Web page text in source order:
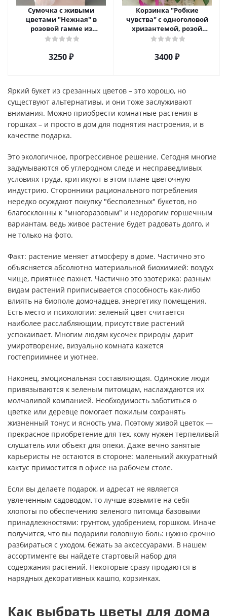
Сумочка с живыми
цветами "Нежная" в
розовой гамме из
кустовой хризантемы,
3250 ₽
Корзинка "Робкие
чувства" с одноголовой
хризантемой, розой
Эквадор и альстромерией
3400 ₽
Яркий букет из срезанных цветов – это хорошо, но
существуют альтернативы, и они тоже заслуживают
внимания. Можно приобрести комнатные растения в
горшках – и просто в дом для поднятия настроения, и в
качестве подарка.
Это экологичное, прогрессивное решение. Сегодня многие
задумываются об углеродном следе и несправедливых
условиях труда, критикуют в этом плане цветочную
индустрию. Сторонники рационального потребления
нередко осуждают покупку "бесполезных" букетов, но
благосклонны к "многоразовым" и недорогим горшечным
вариантам, ведь живое растение будет радовать долго, и
не только на фото.
Факт: растение меняет атмосферу в доме. Частично это
объясняется абсолютно материальной биохимией: воздух
чище, приятнее пахнет. Частично это эзотерика: разным
видам растений приписывается способность как-либо
влиять на биополе домочадцев, энергетику помещения.
Есть место и психологии: зеленый цвет считается
наиболее расслабляющим, присутствие растений
успокаивает. Многим людям кусочек природы дарит
умиротворение, визуально комната кажется
гостеприимнее и уютнее.
Наконец, эмоциональная составляющая. Одинокие люди
привязываются к зеленым питомцам, наслаждаются их
молчаливой компанией. Необходимость заботиться о
цветке или деревце помогает пожилым сохранять
жизненный тонус и ясность ума. Поэтому живой цветок —
прекрасное приобретение для тех, кому нужен терпеливый
слушатель или объект для опеки. Даже вечно занятые
карьеристы не остаются в стороне: маленький аккуратный
кактус примостится в офисе на рабочем столе.
Если вы делаете подарок, и адресат не является
увлеченным садоводом, то лучше возьмите на себя
хлопоты по обеспечению зеленого питомца базовыми
принадлежностями: грунтом, удобрением, горшком. Иначе
получится, что вы подарили головную боль: нужно срочно
разбираться с уходом, бежать за аксессуарами. В нашем
ассортименте вы найдете стартовый набор для
содержания растений. Некоторые сразу продаются в
нарядных декоративных кашпо, корзинках.
Как выбрать цветы для дома